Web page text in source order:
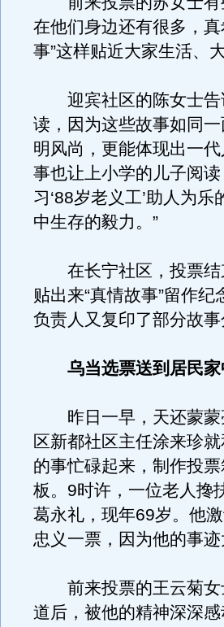
在他们身边还有很多，
事”这样贴近大家生活、
迎宾社区的陈女士告
读，因为这些故事如同
明风尚，更能体现出一
事也让上小学的儿子阅
习‘88岁老义工’助人为
中生存的毅力。”
在长宁社区，投票结
贴出来“真情故事”留作
负责人又复印了部分故事
乌当选票送到居民家
昨日一早，天还蒙蒙
区新都社区主任涂来珍
的事忙碌起来，制作投
板。9时许，一位老人搀
葛永礼，现年69岁。他
忠义一票，因为他的事
前来投票的王云菊女
道后，被他的精神深深